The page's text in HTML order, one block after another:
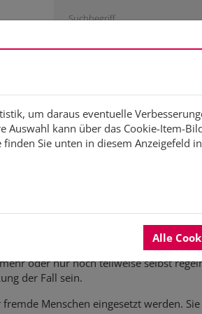
Studien Fortbildung
II - neue
von erwachsenen Personen, die
oder nur noch teilweise selbst
der Fall sein.
Menschen eingesetzt werden.
um daraus eventuelle
kann über das Cookie-Item-
Sie unten in diesem Anzeigefeld
Alle